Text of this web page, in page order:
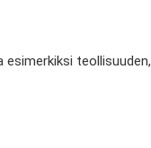
teollisuuden,